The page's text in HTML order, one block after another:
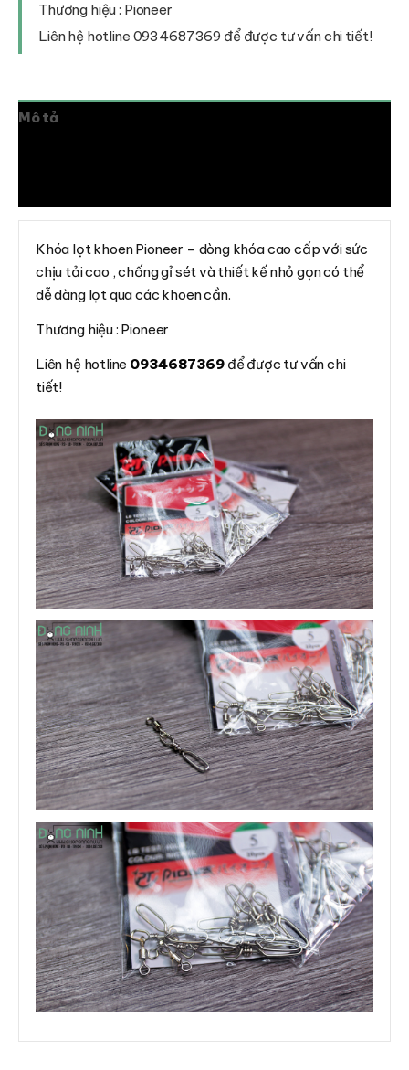
Thương hiệu : Pioneer
Liên hệ hotline 0934687369 để được tư vấn chi tiết!
Mô tả
Khóa lọt khoen Pioneer – dòng khóa cao cấp với sức
chịu tải cao , chống gỉ sét và thiết kế nhỏ gọn có thể
dễ dàng lọt qua các khoen cần.
Thương hiệu : Pioneer
Liên hệ hotline 0934687369để được tư vấn chi
tiết!